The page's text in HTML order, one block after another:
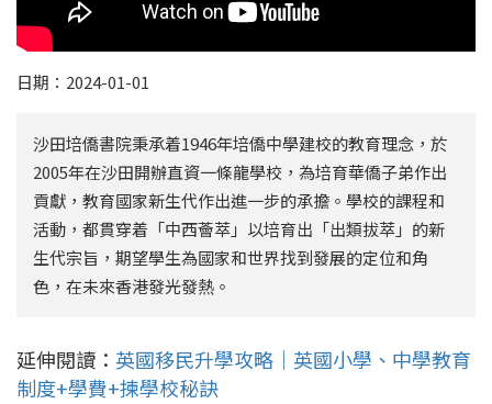
日期：2024-01-01
沙田培僑書院秉承着1946年培僑中學建校的教育理念，於
2005年在沙田開辦直資一條龍學校，為培育華僑子弟作出
貢獻，教育國家新生代作出進一步的承擔。學校的課程和
活動，都貫穿着「中西薈萃」以培育出「出類拔萃」的新
生代宗旨，期望學生為國家和世界找到發展的定位和角
色，在未來香港發光發熱。
延伸閱讀： 英國移民升學攻略｜英國小學、中學教育
制度+學費+揀學校秘訣